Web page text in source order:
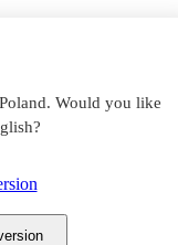
Would you like
P3